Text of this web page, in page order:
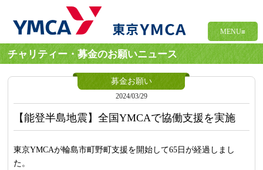
MENU≡
チャリティー・募金のお願いニュース
募金お願い
2024/03/29
【能登半島地震】全国YMCAで協働支援を実施
東京YMCAが輪島市町野町支援を開始して65日が経過しまし
た。